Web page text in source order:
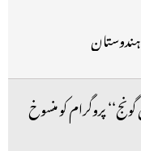
پروگرام کو منسوخ